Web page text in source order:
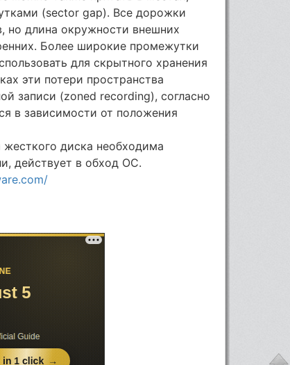
(sector gap). Все дорожки
но длина окружности внешних
Более широкие промежутки
для скрытного хранения
эти потери пространства
записи (zoned recording), согласно
в зависимости от положения
диска необходима
действует в обход ОС.